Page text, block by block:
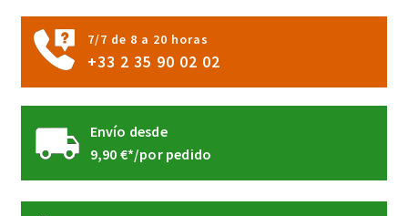
7/7 de 8 a 20 horas
+33 2 35 90 02 02
Envío desde
9,90 €*/por pedido